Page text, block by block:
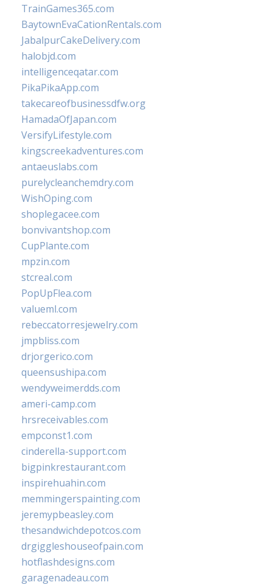
TrainGames365.com
BaytownEvaCationRentals.com
JabalpurCakeDelivery.com
halobjd.com
intelligenceqatar.com
PikaPikaApp.com
takecareofbusinessdfw.org
HamadaOfJapan.com
VersifyLifestyle.com
kingscreekadventures.com
antaeuslabs.com
purelycleanchemdry.com
WishOping.com
shoplegacee.com
bonvivantshop.com
CupPlante.com
mpzin.com
stcreal.com
PopUpFlea.com
valueml.com
rebeccatorresjewelry.com
jmpbliss.com
drjorgerico.com
queensushipa.com
wendyweimerdds.com
ameri-camp.com
hrsreceivables.com
empconst1.com
cinderella-support.com
bigpinkrestaurant.com
inspirehuahin.com
memmingerspainting.com
jeremypbeasley.com
thesandwichdepotcos.com
drgiggleshouseofpain.com
hotflashdesigns.com
garagenadeau.com